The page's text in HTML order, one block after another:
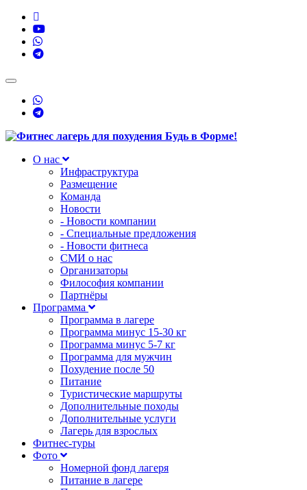
Toggle
navigation
О нас
Инфраструктура
Размещение
Команда
Новости
- Новости компании
- Специальные предложения
- Новости фитнеса
СМИ о нас
Организаторы
Философия компании
Партнёры
Программа
Программа в лагере
Программа минус 15-30 кг
Программа минус 5-7 кг
Программа для мужчин
Похудение после 50
Питание
Туристические маршруты
Дополнительные походы
Дополнительные услуги
Лагерь для взрослых
Фитнес-туры
Фото
Номерной фонд лагеря
Питание в лагере